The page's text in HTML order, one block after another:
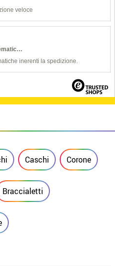
veloce
inerenti la spedizione.
Caschi Corone
Braccialetti